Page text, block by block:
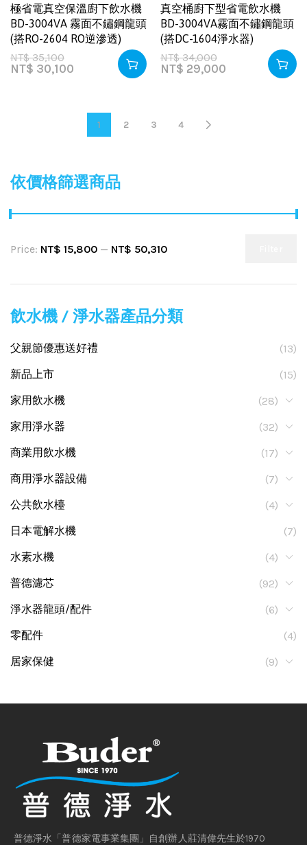
依價格篩選商品
Price: NT$ 15,800 — NT$ 50,310
飲水機 / 淨水器產品分類
父親節優惠送好禮
(13)
新品上市
(15)
家用飲水機
(28)
家用淨水器
(32)
商業用飲水機
(17)
商用淨水器設備
(7)
公共飲水檯
(4)
日本電解水機
(7)
水素水機
(4)
普德濾芯
(92)
淨水器龍頭/配件
(6)
零配件
(4)
居家保健
(9)
極省電真空保溫廚下飲水機
BD-3004VA 霧面不鏽鋼龍頭
(搭RO-2604 RO逆滲透)
NT$35,100
NT$ 30,100
真空桶廚下型省電飲水機
BD-3004VA霧面不鏽鋼龍頭
(搭DC-1604淨水器)
NT$34,000
NT$ 29,000
1 2 3 4
普德淨水「普德家電事業集團」自創辦人莊清偉先生於1970